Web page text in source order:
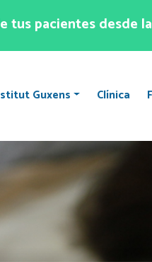
tus pacientes desde
Guxens Clínica